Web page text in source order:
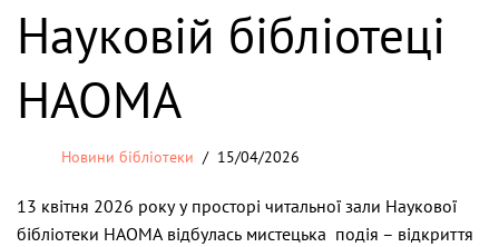
Науковій бібліотеці
НАОМА
Новини бібліотеки 15/04/2026
13 квітня 2026 року у просторі читальної зали Наукової
бібліотеки НАОМА відбулась мистецька подія – відкриття